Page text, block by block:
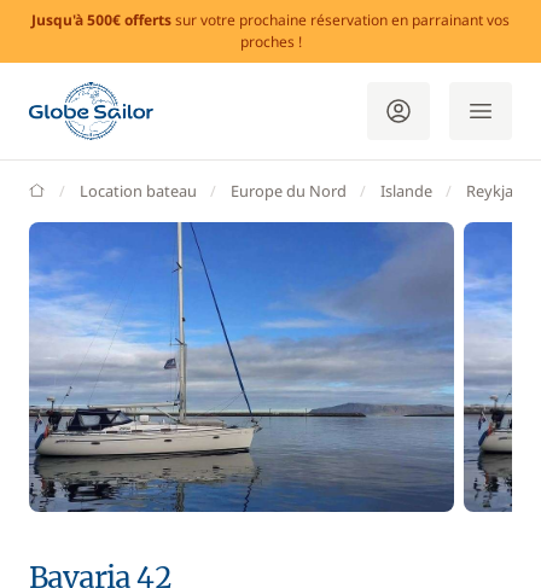
Jusqu'à 500€ offertssur votre prochaine réservation en parrainant vos
proches !
GlobeSailor
Location bateau Europe du Nord Islande Reykjavik
Bavaria 42